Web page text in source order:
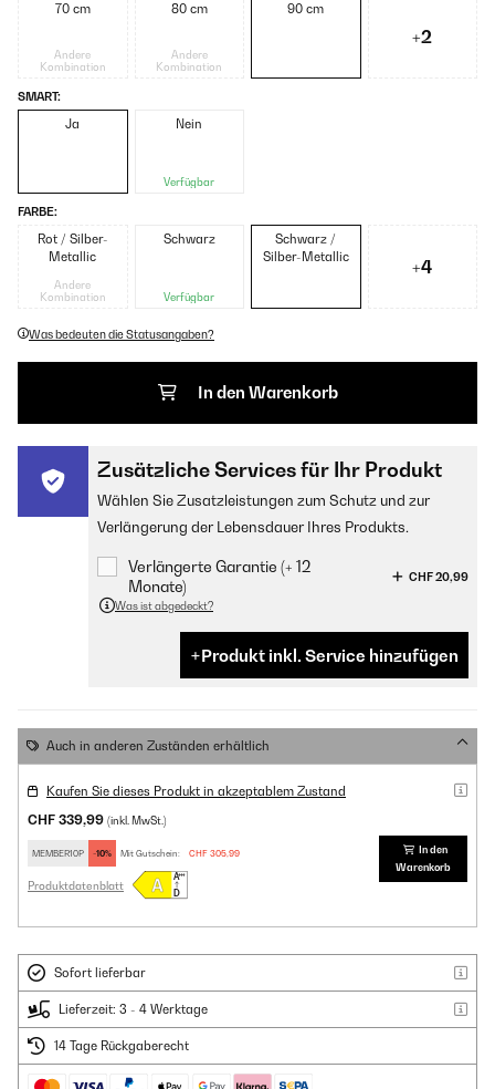
70 cm
Andere
Kombination
80 cm
Andere
Kombination
90 cm
+2
SMART:
Ja Nein
Verfügbar
FARBE:
Rot / Silber-
Metallic
Andere
Kombination
Schwarz
Verfügbar
Schwarz /
Silber-Metallic
+4
Was bedeuten die Statusangaben?
In den Warenkorb
Zusätzliche Services für Ihr Produkt
Wählen Sie Zusatzleistungen zum Schutz und zur
Verlängerung der Lebensdauer Ihres Produkts.
Verlängerte Garantie (+ 12
Monate)
CHF 20,99
Was ist abgedeckt?
Produkt inkl. Service hinzufügen
Auch in anderen Zuständen erhältlich
Kaufen Sie dieses Produkt in akzeptablem Zustand
CHF 339,99 (inkl. MwSt.)
MEMBER10P -10% Mit Gutschein: CHF 305,99
Produktdatenblatt
In den
Warenkorb
Sofort lieferbar
Lieferzeit: 3 - 4 Werktage
14 Tage Rückgaberecht